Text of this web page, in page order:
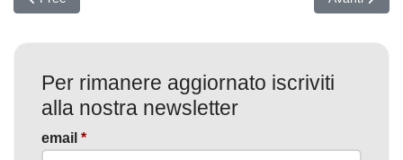
Per rimanere aggiornato iscriviti
alla nostra newsletter
email *